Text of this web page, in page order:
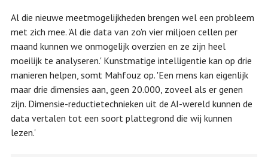
Al die nieuwe meetmogelijkheden brengen wel een probleem
met zich mee. 'Al die data van zo'n vier miljoen cellen per
maand kunnen we onmogelijk overzien en ze zijn heel
moeilijk te analyseren.' Kunstmatige intelligentie kan op drie
manieren helpen, somt Mahfouz op. 'Een mens kan eigenlijk
maar drie dimensies aan, geen 20.000, zoveel als er genen
zijn. Dimensie-reductietechnieken uit de AI-wereld kunnen de
data vertalen tot een soort plattegrond die wij kunnen
lezen.'